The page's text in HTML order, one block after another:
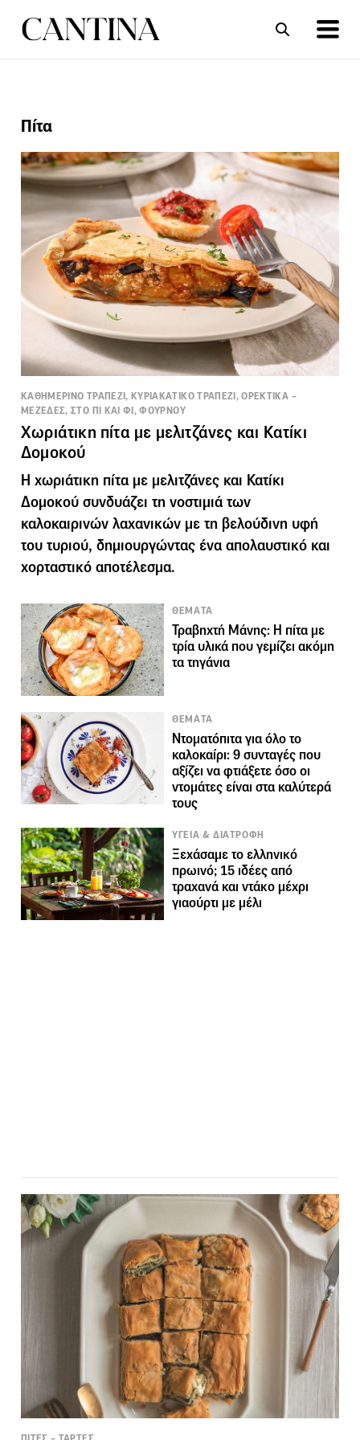
Πίτα
ΚΑΘΗΜΕΡΙΝΟ ΤΡΑΠΕΖΙ, ΚΥΡΙΑΚΑΤΙΚΟ ΤΡΑΠΕΖΙ, ΟΡΕΚΤΙΚΑ –
ΜΕΖΕΔΕΣ, ΣΤΟ ΠΙ ΚΑΙ ΦΙ, ΦΟΥΡΝΟΥ
Χωριάτικη πίτα με μελιτζάνες και Κατίκι
Δομοκού
Η χωριάτικη πίτα με μελιτζάνες και Κατίκι
Δομοκού συνδυάζει τη νοστιμιά των
καλοκαιρινών λαχανικών με τη βελούδινη υφή
του τυριού, δημιουργώντας ένα απολαυστικό και
χορταστικό αποτέλεσμα.
ΘΕΜΑΤΑ
Τραβηχτή Μάνης: Η πίτα με
τρία υλικά που γεμίζει ακόμη
τα τηγάνια
ΘΕΜΑΤΑ
Ντοματόπιτα για όλο το
καλοκαίρι: 9 συνταγές που
αξίζει να φτιάξετε όσο οι
ντομάτες είναι στα καλύτερά
τους
ΥΓΕΙΑ & ΔΙΑΤΡΟΦΗ
Ξεχάσαμε το ελληνικό
πρωινό; 15 ιδέες από
τραχανά και ντάκο μέχρι
γιαούρτι με μέλι